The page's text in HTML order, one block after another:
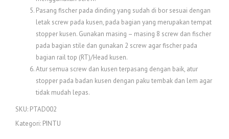
Pasang fischer pada dinding yang sudah di bor sesuai dengan
letak screw pada kusen, pada bagian yang merupakan tempat
stopper kusen. Gunakan masing – masing 8 screw dan fischer
pada bagian stile dan gunakan 2 screw agar fischer pada
bagian rail top (RT)/Head kusen.
Atur semua screw dan kusen terpasang dengan baik, atur
stopper pada badan kusen dengan paku tembak dan lem agar
tidak mudah lepas.
SKU: PTAD002
Kategori: PINTU